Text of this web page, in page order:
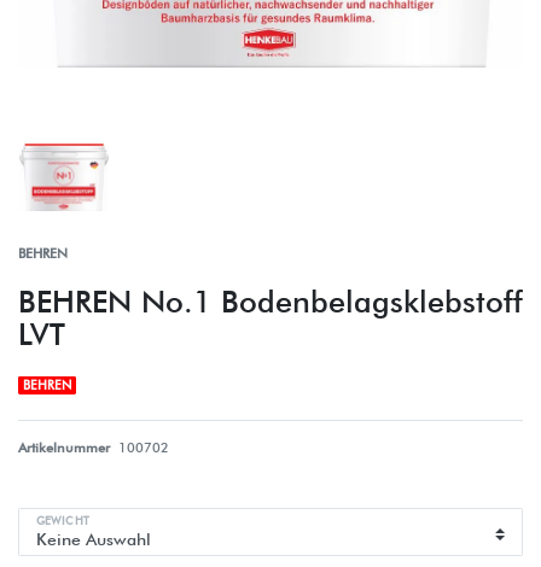
BEHREN
BEHREN No.1 Bodenbelagsklebstoff
LVT
BEHREN
Artikelnummer 100702
GEWICHT